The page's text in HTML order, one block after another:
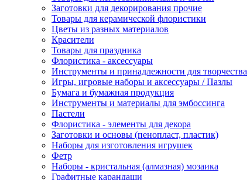
Заготовки для декорирования прочие
Товары для керамической флористики
Цветы из разных материалов
Красители
Товары для праздника
Флористика - аксессуары
Инструменты и принадлежности для творчества
Игры, игровые наборы и аксессуары / Пазлы
Бумага и бумажная продукция
Инструменты и материалы для эмбоссинга
Пастели
Флористика - элементы для декора
Заготовки и основы (пенопласт, пластик)
Наборы для изготовления игрушек
Фетр
Наборы - кристальная (алмазная) мозаика
Графитные карандаши